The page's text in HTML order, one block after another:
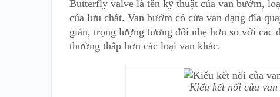
Butterfly valve là tên kỹ thuật của van bướm,
của lưu chất. Van bướm có cửa van dạng đĩa
giản, trọng lượng tương đối nhẹ hơn so với các
thường thấp hơn các loại van khác.
Kiểu kết nối của